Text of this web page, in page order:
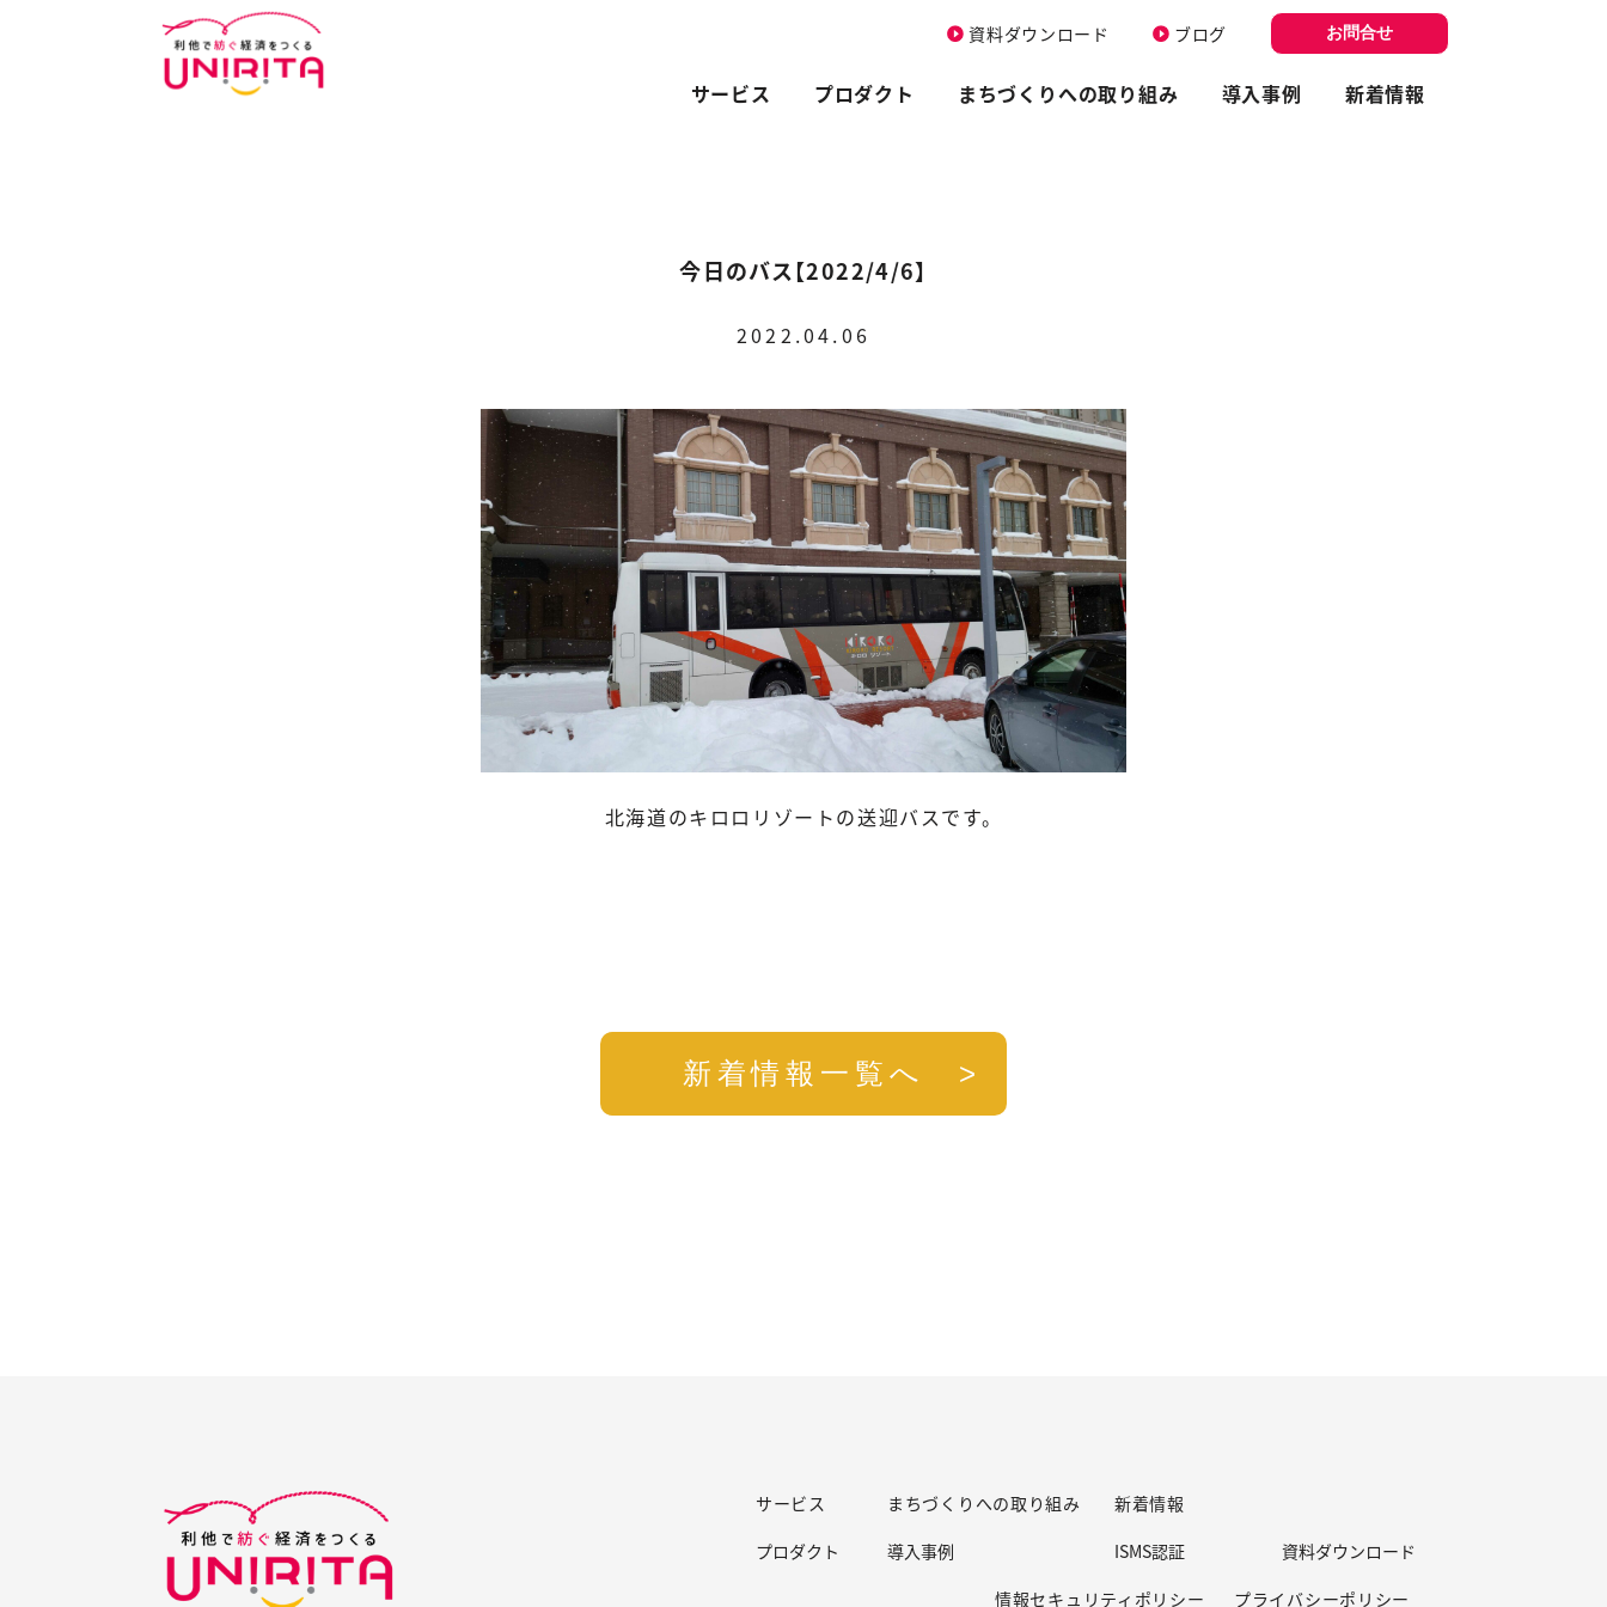
資料ダウンロード ブログ お問合せ
サービス プロダクト まちづくりへの取り組み 導入事例 新着情報
今日のバス【2022/4/6】
2022.04.06
北海道のキロロリゾートの送迎バスです。
新着情報一覧へ
サービス まちづくりへの取り組み
新着情報
プロダクト
導入事例 ISMS認証
資料ダウンロード
情報セキュリティポリシー
プライバシーポリシー